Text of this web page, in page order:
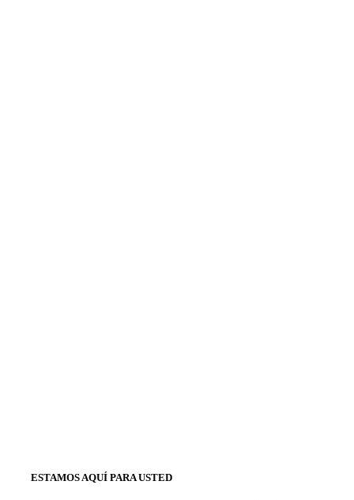
ESTAMOS AQUÍ PARA USTED